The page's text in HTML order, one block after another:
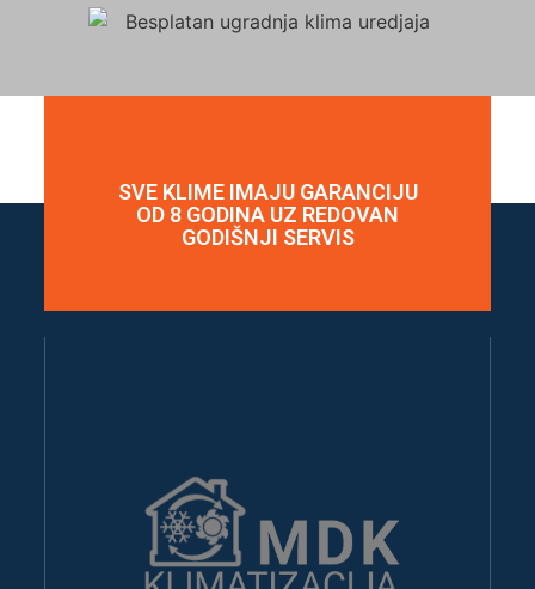
SVE KLIME IMAJU GARANCIJU
OD 8 GODINA UZ REDOVAN
GODIŠNJI SERVIS